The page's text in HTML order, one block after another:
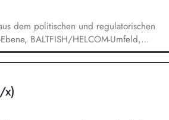
dem politischen und regulatorischen
BALTFISH/HELCOM-Umfeld,
sowie Handel und Industrie.
und Prozessen zur Neuausrichtung der
europäischen Politikebene.
von relevanten Positions- und
Stellungnahmen.
x)